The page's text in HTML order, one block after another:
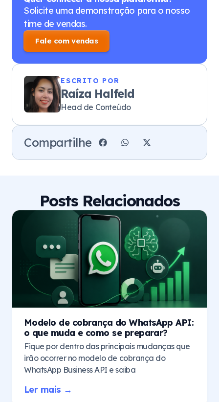
Solicite uma demonstração para o nosso
time de vendas.
Fale com vendas
ESCRITO POR
Raíza Halfeld
Head de Conteúdo
Compartilhe
Posts Relacionados
Modelo de cobrança do WhatsApp API:
o que muda e como se preparar?
Fique por dentro das principais mudanças que
irão ocorrer no modelo de cobrança do
WhatsApp Business API e saiba
Ler mais →